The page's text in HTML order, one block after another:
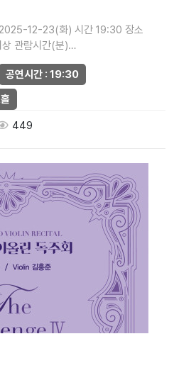
12-23(화) 시간 19:30 장소
상 관람시간(분)…
공연시간 : 19:30
449